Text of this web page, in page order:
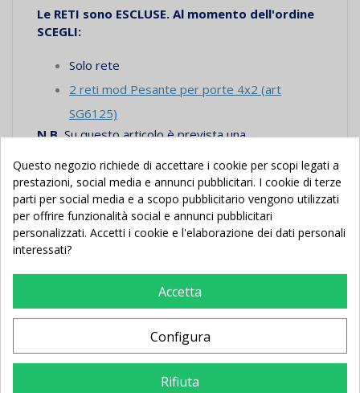
Le RETI sono ESCLUSE. Al momento dell'ordine
SCEGLI:
Solo rete
2 reti mod Pesante per porte 4x2 (art
SG6125)
N.B.Su questo articolo è prevista una
per articolo ingombrante con misura oltre mt. 3.
---Scarica lo schema di montaggio e la scheda
tecnica nella sezione "Documenti Allegati"---
Potrebbe Anche Piacerti
Questo negozio richiede di accettare i cookie per scopi legati a
prestazioni, social media e annunci pubblicitari. I cookie di terze
parti per social media e a scopo pubblicitario vengono utilizzati
per offrire funzionalità social e annunci pubblicitari
personalizzati. Accetti i cookie e l'elaborazione dei dati personali
interessati?
Accetta
Configura
Rifiuta